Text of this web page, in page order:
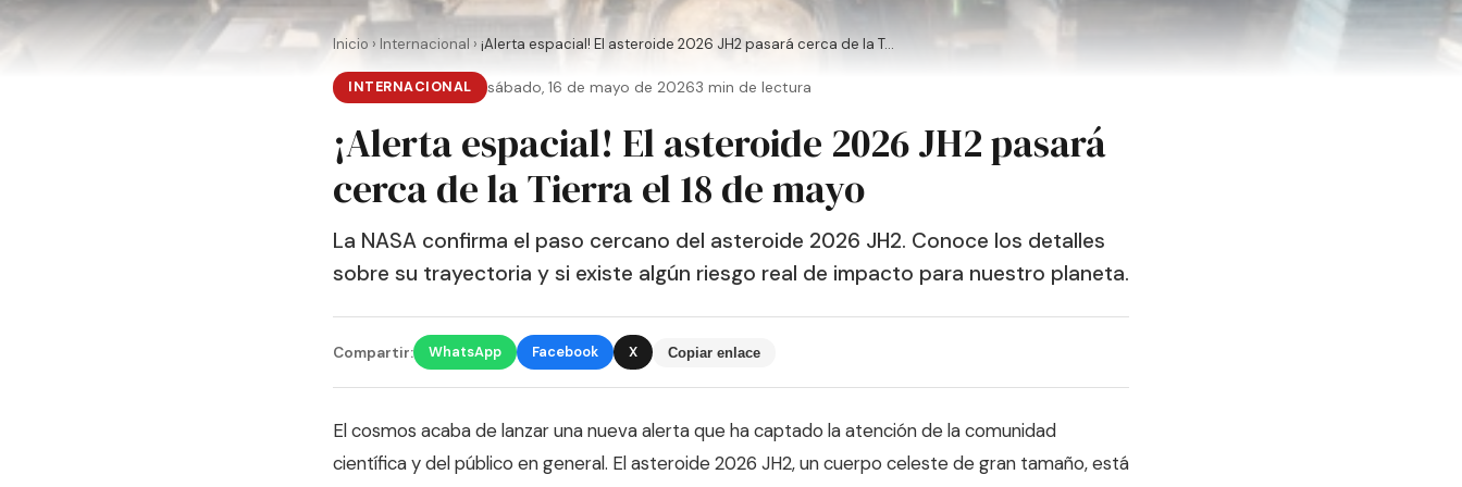
Inicio › Internacional › ¡Alerta espacial! El asteroide 2026 JH2 pasará cerca de la T...
INTERNACIONAL sábado, 16 de mayo de 20263 min de lectura
¡Alerta espacial! El asteroide 2026 JH2 pasará
cerca de la Tierra el 18 de mayo
La NASA confirma el paso cercano del asteroide 2026 JH2. Conoce los detalles
sobre su trayectoria y si existe algún riesgo real de impacto para nuestro planeta.
Compartir: WhatsApp Facebook X Copiar enlace
El cosmos acaba de lanzar una nueva alerta que ha captado la atención de la comunidad
científica y del público en general. El asteroide 2026 JH2, un cuerpo celeste de gran tamaño, está